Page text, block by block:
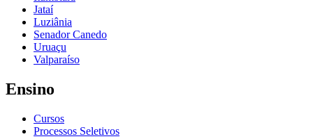
Jataí
Luziânia
Senador Canedo
Uruaçu
Valparaíso
Ensino
Cursos
Processos Seletivos